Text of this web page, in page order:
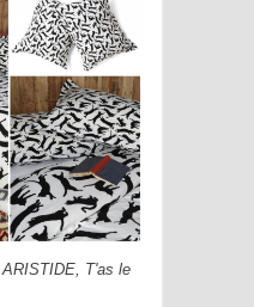
T'as le